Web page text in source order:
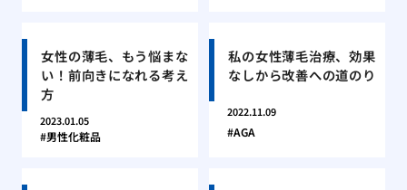
女性の薄毛、もう悩まな
い！前向きになれる考え
方
2023.01.05
男性化粧品
私の女性薄毛治療、効果
なしから改善への道のり
2022.11.09
AGA